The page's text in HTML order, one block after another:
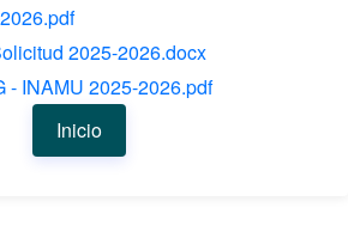
2025-2026.docx
- INAMU 2025-2026.pdf
Inicio